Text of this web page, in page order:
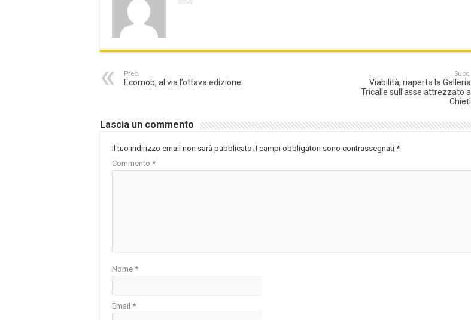
Prec.
Ecomob, al via l’ottava edizione
Succ.
Viabilità, riaperta la Galleria
Tricalle sull’asse attrezzato a
Chieti
Lascia un commento
Il tuo indirizzo email non sarà pubblicato. I campi obbligatori sono contrassegnati *
Commento *
Nome *
Email *